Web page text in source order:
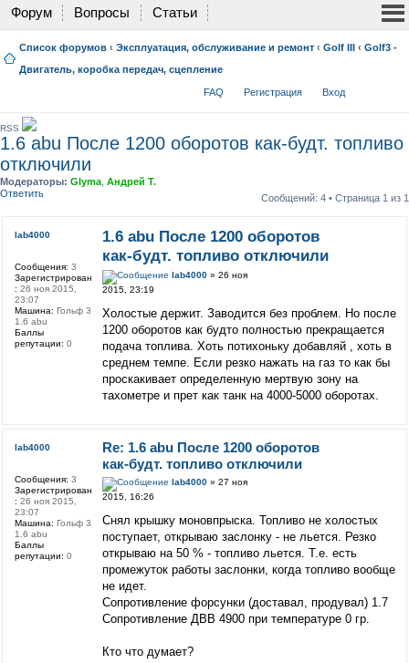
Форум Вопросы Статьи
Список форумов ‹ Эксплуатация, обслуживание и ремонт ‹ Golf III ‹ Golf3 -
Двигатель, коробка передач, сцепление
FAQ Регистрация Вход
RSS
1.6 abu После 1200 оборотов как-будт. топливо
отключили
Модераторы: Glyma Андрей Т.
Ответить
Сообщений: 4 • Страница 1 из 1
1.6 abu После 1200 оборотов
как-будт. топливо отключили
lab4000» 26 ноя
2015, 23:19
Холостые держит. Заводится без проблем. Но после
1200 оборотов как будто полностью прекращается
подача топлива. Хоть потихоньку добавляй , хоть в
среднем темпе. Если резко нажать на газ то как бы
проскакивает определенную мертвую зону на
тахометре и прет как танк на 4000-5000 оборотах.
lab4000
Сообщения: 3
Зарегистрирован
: 26 ноя 2015,
23:07
Машина: Гольф 3
1.6 abu
Баллы
репутации: 0
Re: 1.6 abu После 1200 оборотов
как-будт. топливо отключили
lab4000» 27 ноя
2015, 16:26
Снял крышку моновпрыска. Топливо не холостых
поступает, открываю заслонку - не льется. Резко
открываю на 50 % - топливо льется. Т.е. есть
промежуток работы заслонки, когда топливо вообще
не идет.
Сопротивление форсунки (доставал, продувал) 1.7
Сопротивление ДВВ 4900 при температуре 0 гр.
Кто что думает?
lab4000
Сообщения: 3
Зарегистрирован
: 26 ноя 2015,
23:07
Машина: Гольф 3
1.6 abu
Баллы
репутации: 0